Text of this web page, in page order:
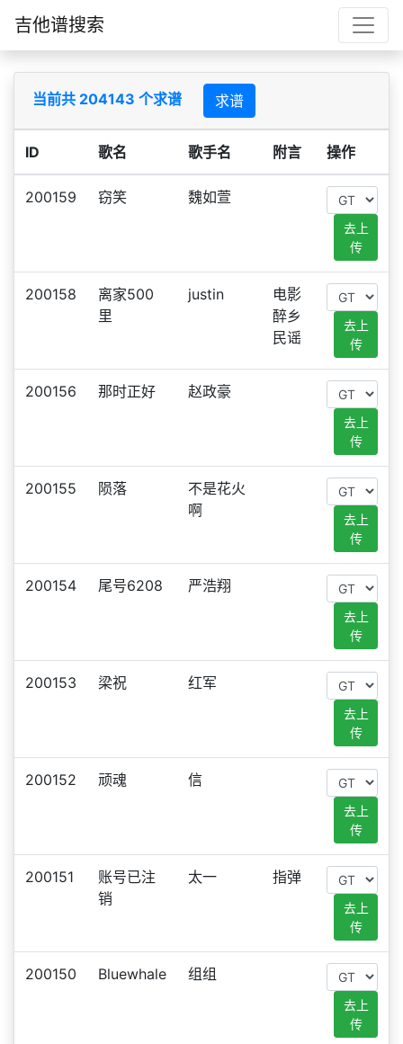
吉他谱搜索
当前共 204143 个求谱 求谱
ID 歌名 歌手名 附言 操作
200159 窃笑 魏如萱
去上
传
200158
离家500
里
justin
电影
醉乡
民谣
去上
传
200156 那时正好 赵政豪
去上
传
200155 陨落
不是花火
啊
去上
传
200154 尾号6208 严浩翔
去上
传
200153 梁祝 红军
去上
传
200152 顽魂 信
去上
传
200151
账号已注
销
太一 指弹
去上
传
200150 Bluewhale 组组
去上
传